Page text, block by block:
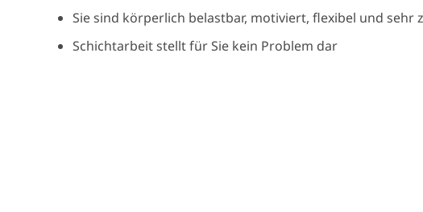
Sie sind körperlich belastbar, motiviert, flexibel und sehr
Schichtarbeit stellt für Sie kein Problem dar